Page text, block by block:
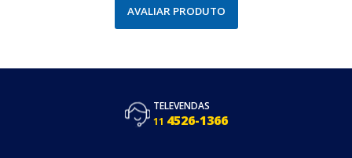
AVALIAR PRODUTO
TELEVENDAS
11 4526-1366